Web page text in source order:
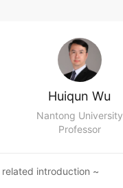
Huiqun Wu
Nantong University
Professor
related introduction ~